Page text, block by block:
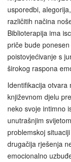
usporedbi,
različitih načina
Biblioterapija ima
priče bude
poistovjećivanje s
širokog raspona
Identifikacija otvara
književnom djelu
neko svoje intimno
unutrašnjim
problemskoj
drugačija rješenja
emocionalno